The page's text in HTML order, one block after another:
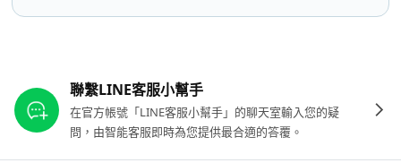
聯繫LINE客服小幫手
在官方帳號「LINE客服小幫手」的聊天室輸入您的疑
問，由智能客服即時為您提供最合適的答覆。